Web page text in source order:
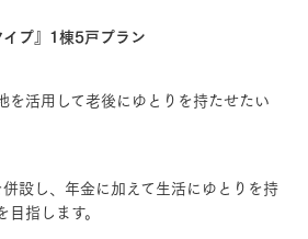
イプ』1棟5戸プラン
を活用して老後にゆとりを持たせたい
設し、年金に加えて生活にゆとりを持
指します。